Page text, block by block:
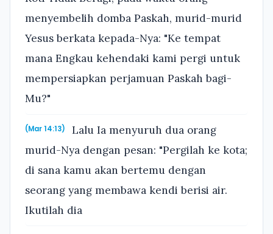
menyembelih domba Paskah, murid-murid
Yesus berkata kepada-Nya: "Ke tempat
mana Engkau kehendaki kami pergi untuk
mempersiapkan perjamuan Paskah bagi-
Mu?"
(Mar 14:13)
Lalu Ia menyuruh dua orang
murid-Nya dengan pesan: "Pergilah ke kota;
di sana kamu akan bertemu dengan
seorang yang membawa kendi berisi air.
Ikutilah dia